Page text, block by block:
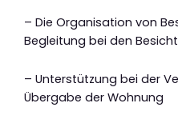
– Die Organisation von
Begleitung bei den
– Unterstützung bei der
Übergabe der Wohnung